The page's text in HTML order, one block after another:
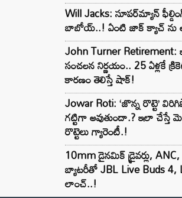
Will Jacks: సూపర్‌మ్యాన్
బాబోయ్..! ఏంటి జాక్ క్యాచ్ ను
John Turner Retirement:
సంచలన నిర్ణయం.. 25 ఏళ్లకే
కారణం తెలిస్తే షాక్!
Jowar Roti: ‘జొన్న రొట్టె’
గట్టిగా అవుతుందా.? ఇలా
రొట్టెలు గ్యారెంటీ.!
10mm డైనమిక్ డ్రైవర్లు,
బ్యాటరీతో JBL Live Buds 4,
లాంచ్..!